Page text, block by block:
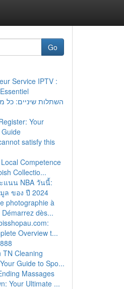
Go
Service IPTV :
השתלות שיניים: כל
Your
satisfy this
Competence
Collectio...
แนน NBA วันนี้:
ล ของ ปี 2024
photographie à
dès...
Overview t...
TN Cleaning
Guide to Spo...
Massages
Your Ultimate ...